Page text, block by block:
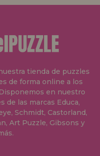
tienda de puzzles
de forma online a los
en nuestro
de las marcas Educa,
Schmidt, Castorland,
Art Puzzle, Gibsons y